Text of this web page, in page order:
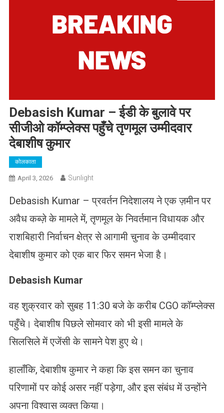
Debasish Kumar – ईडी के बुलावे पर
सीजीओ कॉम्प्लेक्स पहुँचे तृणमूल उम्मीदवार
देबाशीष कुमार
कोलकाता
April 3, 2026 Sunlight
Debasish Kumar – प्रवर्तन निदेशालय ने एक ज़मीन पर
अवैध कब्ज़े के मामले में, तृणमूल के निवर्तमान विधायक और
राशबिहारी निर्वाचन क्षेत्र से आगामी चुनाव के उम्मीदवार
देबाशीष कुमार को एक बार फिर समन भेजा है।
Debasish Kumar
वह शुक्रवार को सुबह 11:30 बजे के करीब CGO कॉम्प्लेक्स
पहुँचे। देबाशीष पिछले सोमवार को भी इसी मामले के
सिलसिले में एजेंसी के सामने पेश हुए थे।
हालाँकि, देबाशीष कुमार ने कहा कि इस समन का चुनाव
परिणामों पर कोई असर नहीं पड़ेगा, और इस संबंध में उन्होंने
अपना विश्वास व्यक्त किया।